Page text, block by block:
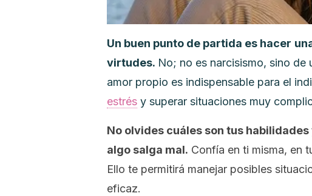
Un buen punto de partida es hacer
virtudes. No; no es narcisismo, sino de
amor propio es indispensable para el
estrés y superar situaciones muy
No olvides cuáles son tus
algo salga mal. Confía en ti misma, en
Ello te permitirá manejar posibles
eficaz.